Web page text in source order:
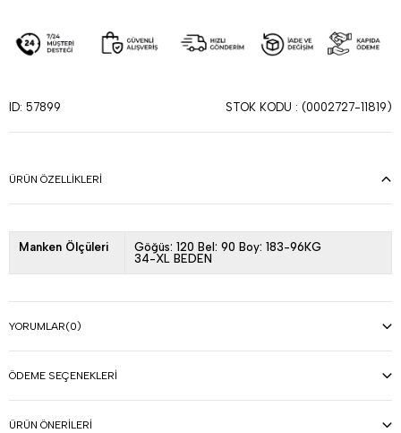
ID: 57899 STOK KODU (0002727-11819)
ÜRÜN ÖZELLIKLERI
Manken Ölçüleri
Göğüs: 120 Bel: 90 Boy: 183-96KG
34-XL BEDEN
YORUMLAR(0)
ÖDEME SEÇENEKLERI
ÜRÜN ÖNERILERI